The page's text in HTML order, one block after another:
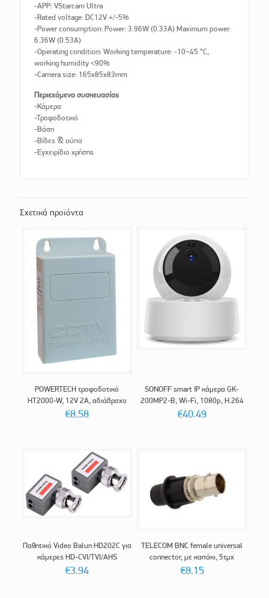
-APP: VStarcam Ultra
-Rated voltage: DC12V +/-5%
-Power consumption: Power: 3.96W (0.33A) Maximum power:
6.36W (0.53A)
-Operating condition: Working temperature: -10~45 °C,
working humidity <90%
-Camera size: 165x85x83mm
Περιεχόμενα συσκευασίας
-Κάμερα
-Τροφοδοτικό
-Βάση
-Βίδες & ούπα
-Εγχειρίδιο χρήσης
Σχετικά προϊόντα
POWERTECH τροφοδοτικό
HT2000-W, 12V 2A, αδιάβροχο
€8.58
SONOFF smart IP κάμερα GK-
200MP2-B, Wi-Fi, 1080p, H.264
€40.49
Παθητικό Video Balun HD202C για
κάμερες HD-CVI/TVI/AHS
€3.94
TELECOM BNC female universal
connector, με καπάκι, 5τμχ
€8.15